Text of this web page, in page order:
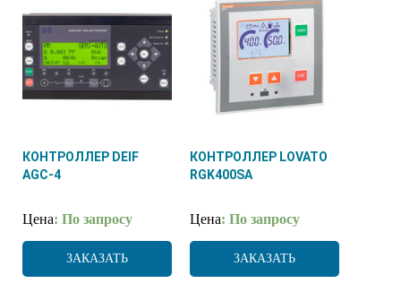
КОНТРОЛЛЕР DEIF
AGC-4
Цена: По запросу
ЗАКАЗАТЬ
КОНТРОЛЛЕР LOVATO
RGK400SA
Цена: По запросу
ЗАКАЗАТЬ